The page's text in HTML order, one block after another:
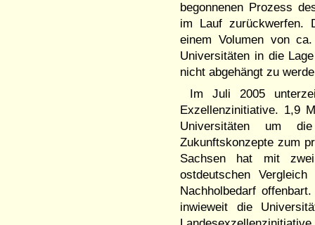
begonnenen Prozess
im Lauf zurückwerfen.
einem Volumen von
Universitäten in die
nicht abgehängt zu
Im Juli 2005
Exzellenzinitiative. 1,9
Universitäten um die
Zukunftskonzepte zum
Sachsen hat mit zwei
ostdeutschen
Nachholbedarf
inwieweit die